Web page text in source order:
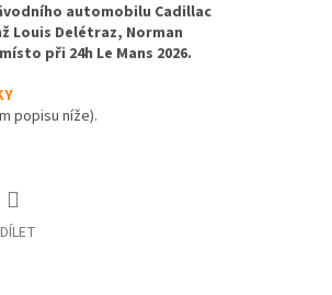
automobilu Cadillac
Louis Delétraz, Norman
při 24h Le Mans 2026.
popisu níže).